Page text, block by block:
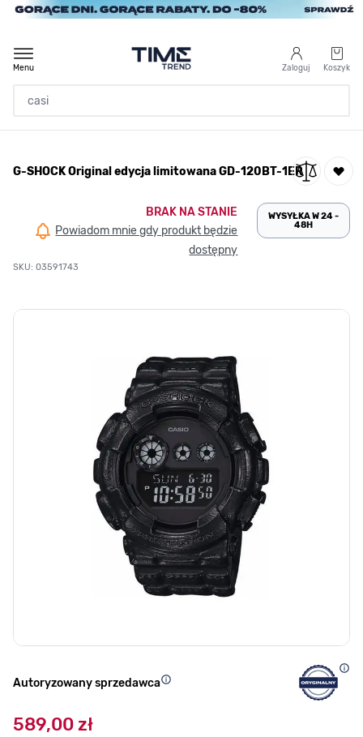
Przejdź do treści
Zaloguj Koszyk
Menu
/ G-SHOCK Original edycja limitowana GD-120BT-1ER
G-SHOCK Original edycja limitowana GD-120BT-1ER
BRAK NA STANIE
Powiadom mnie gdy produkt będzie
dostępny
SKU: 03591743
WYSYŁKA W 24 -
48H
Autoryzowany sprzedawca
589,00 zł